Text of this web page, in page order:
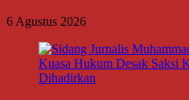
6 Agustus 2026